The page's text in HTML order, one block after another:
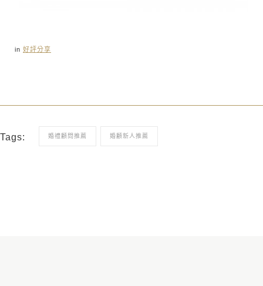
in 好評分享
Tags: 婚禮顧問推薦 婚顧新人推薦